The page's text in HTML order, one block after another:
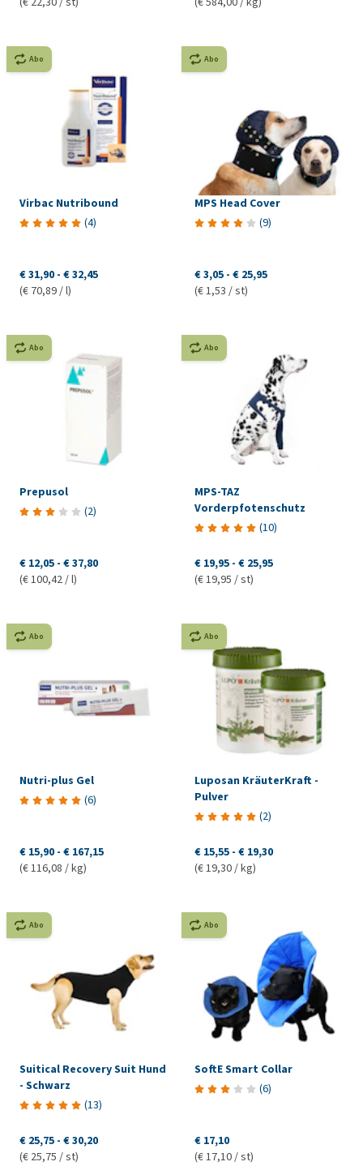
Abo
Virbac Nutribound
(4)
€ 31,90 - € 32,45
(€ 70,89 / l)
Abo
MPS Head Cover
(9)
€ 3,05 - € 25,95
(€ 1,53 / st)
Abo
Prepusol
(2)
€ 12,05 - € 37,80
(€ 100,42 / l)
Abo
MPS-TAZ
Vorderpfotenschutz
(10)
€ 19,95 - € 25,95
(€ 19,95 / st)
Abo
Nutri-plus Gel
(6)
€ 15,90 - € 167,15
(€ 116,08 / kg)
Abo
Luposan KräuterKraft -
Pulver
(2)
€ 15,55 - € 19,30
(€ 19,30 / kg)
Abo
Suitical Recovery Suit Hund
- Schwarz
(13)
€ 25,75 - € 30,20
(€ 25,75 / st)
Abo
SoftE Smart Collar
(6)
€ 17,10
(€ 17,10 / st)